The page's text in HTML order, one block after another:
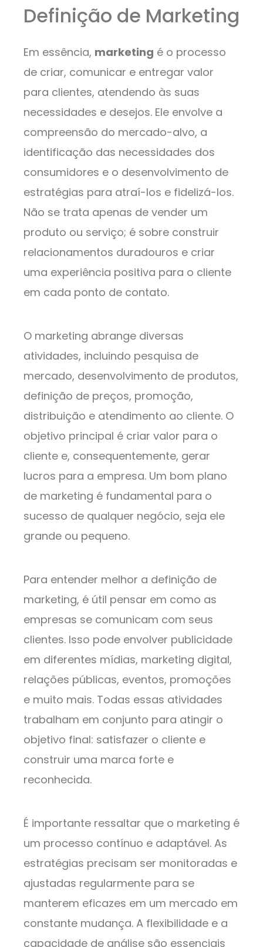
Definição de Marketing
Em essência, marketing é o processo
de criar, comunicar e entregar valor
para clientes, atendendo às suas
necessidades e desejos. Ele envolve a
compreensão do mercado-alvo, a
identificação das necessidades dos
consumidores e o desenvolvimento de
estratégias para atraí-los e fidelizá-los.
Não se trata apenas de vender um
produto ou serviço; é sobre construir
relacionamentos duradouros e criar
uma experiência positiva para o cliente
em cada ponto de contato.
O marketing abrange diversas
atividades, incluindo pesquisa de
mercado, desenvolvimento de produtos,
definição de preços, promoção,
distribuição e atendimento ao cliente. O
objetivo principal é criar valor para o
cliente e, consequentemente, gerar
lucros para a empresa. Um bom plano
de marketing é fundamental para o
sucesso de qualquer negócio, seja ele
grande ou pequeno.
Para entender melhor a definição de
marketing, é útil pensar em como as
empresas se comunicam com seus
clientes. Isso pode envolver publicidade
em diferentes mídias, marketing digital,
relações públicas, eventos, promoções
e muito mais. Todas essas atividades
trabalham em conjunto para atingir o
objetivo final: satisfazer o cliente e
construir uma marca forte e
reconhecida.
É importante ressaltar que o marketing é
um processo contínuo e adaptável. As
estratégias precisam ser monitoradas e
ajustadas regularmente para se
manterem eficazes em um mercado em
constante mudança. A flexibilidade e a
capacidade de análise são essenciais